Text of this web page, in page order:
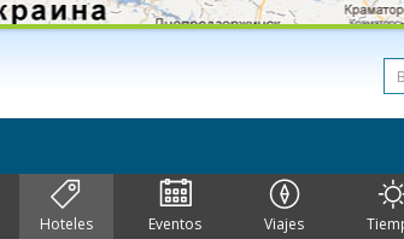
Hoteles Eventos Viajes